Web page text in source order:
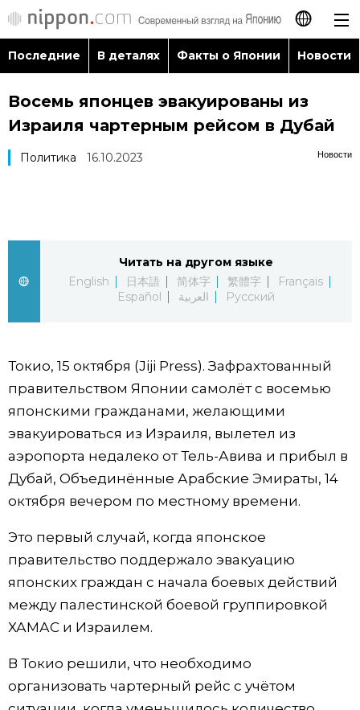
日本語
English
Español
العربية
Последние
Факты о Японии
Новости
Фото/Видео
Разделы
Люди
Политика
Экономика
Общество
Культура
Популярные статьи
Японский калейдоскоп
Семья
Еда и напитки
Последние В деталях Факты о Японии Новости
Восемь японцев эвакуированы из
Израиля чартерным рейсом в Дубай
Новости
Политика 16.10.2023
Читать на другом языке
English
日本語 简体字 繁體字
Français
Español
العربية Русский
Токио, 15 октября (Jiji Press). Зафрахтованный
правительством Японии самолёт с восемью
японскими гражданами, желающими
эвакуироваться из Израиля, вылетел из
аэропорта недалеко от Тель-Авива и прибыл в
Дубай, Объединённые Арабские Эмираты, 14
октября вечером по местному времени.
Это первый случай, когда японское
правительство поддержало эвакуацию
японских граждан с начала боевых действий
между палестинской боевой группировкой
ХАМАС и Израилем.
В Токио решили, что необходимо
организовать чартерный рейс с учётом